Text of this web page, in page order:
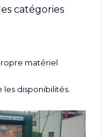
catégories
matériel
disponibilités.